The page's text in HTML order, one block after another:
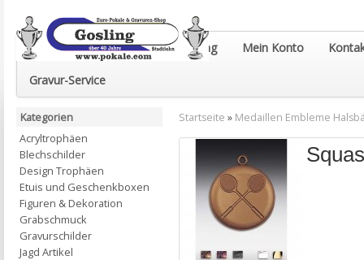
Euro-Pokale & Gravur-Shop Gosling Mein Konto
Gravur-Service
Startseite » Medaillen Embleme
Kategorien
Acryltrophäen
Blechschilder
Design Trophäen
Etuis und Geschenkboxen
Figuren & Dekoration
Grabschmuck
Gravurschilder
Jagd Artikel